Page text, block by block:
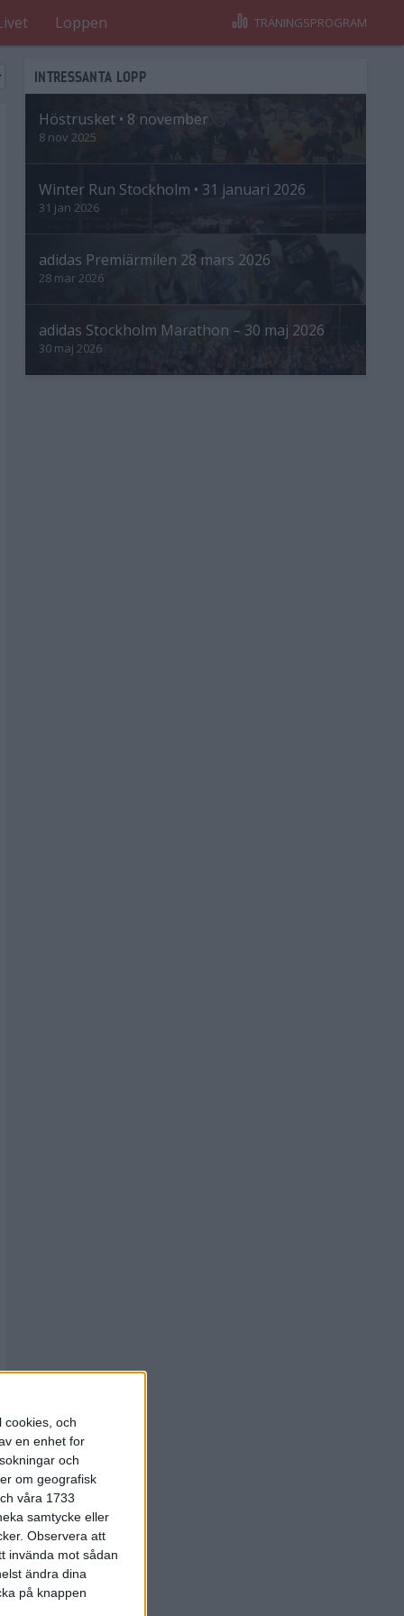
cookies, och
en enhet for
och
om geografisk
våra 1733
samtycke eller
Observera att
invända mot sådan
ändra dina
på knappen
Loppen TRÄNINGSPROGRAM
INTRESSANTA LOPP
Höstrusket • 8 november
8 nov 2025
Winter Run Stockholm • 31 januari 2026
31 jan 2026
adidas Premiärmilen 28 mars 2026
28 mar 2026
adidas Stockholm Marathon – 30 maj 2026
30 maj 2026